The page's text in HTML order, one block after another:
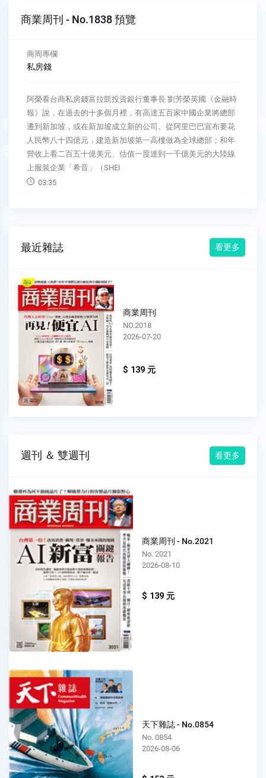
商業周刊 - No.1838 預覽
Previous
商周專欄
私房錢
阿榮看台商私房錢富拉凱投資銀行董事長 劉芳榮英國《金融時
報》說，在過去的十多個月裡，有高達五百家中國企業將總部
遷到新加坡，或在新加坡成立新的公司。從阿里巴巴宣布要花
人民幣八十四億元，建造新加坡第一高樓做為全球總部；和年
營收上看二百五十億美元、估值一度達到一千億美元的大陸線
上服裝企業「希音」（SHEI
03:35
最近雜誌 看更多
商業周刊
NO.2018
2026-07-20
$ 139 元
週刊 ＆ 雙週刊 看更多
商業周刊 - No.2021
No. 2021
2026-08-10
$ 139 元
天下雜誌 - No.0854
No. 0854
2026-08-06